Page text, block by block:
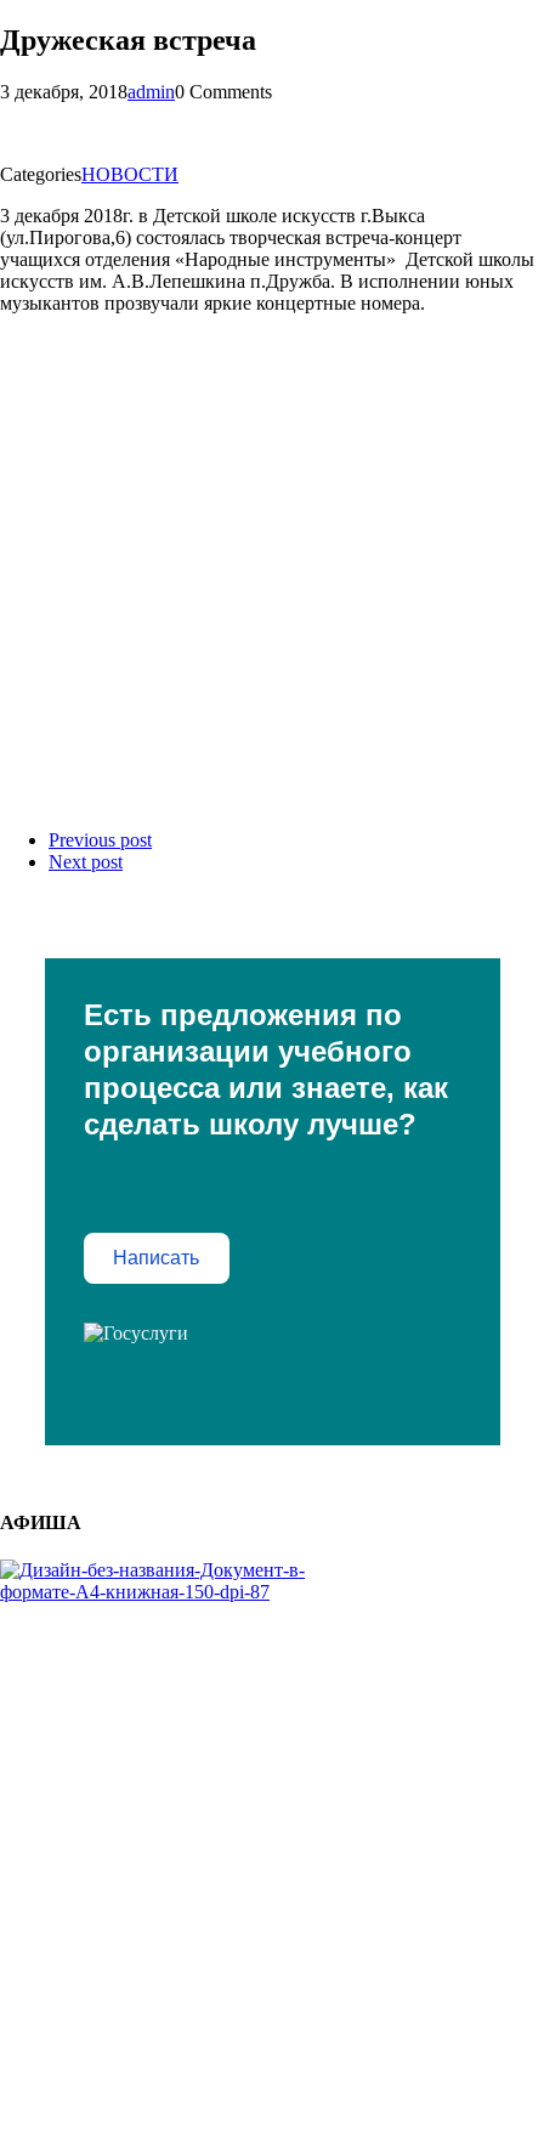
Дружеская встреча
3 декабря, 2018admin0 Comments
CategoriesНОВОСТИ
3 декабря 2018г. в Детской школе искусств г.Выкса
(ул.Пирогова,6) состоялась творческая встреча-концерт
учащихся отделения «Народные инструменты» Детской школы
искусств им. А.В.Лепешкина п.Дружба. В исполнении юных
музыкантов прозвучали яркие концертные номера.
Previous post
Next post
Есть предложения по
организации учебного
процесса или знаете, как
сделать школу лучше?
Написать
АФИША